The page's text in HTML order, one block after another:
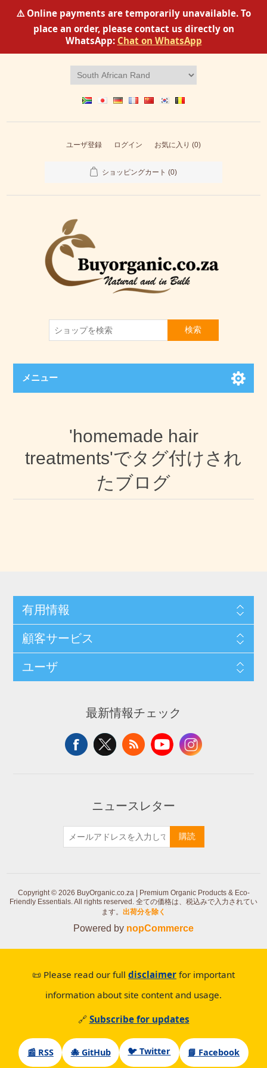
⚠️ Online payments are temporarily unavailable. To
place an order, please contact us directly on
WhatsApp: Chat on WhatsApp
ユーザ登録 ログイン お気に入り (0)
ショッピングカート (0)
検索
メニュー
'homemade hair
treatments'でタグ付けされ
たブログ
有用情報
顧客サービス
ユーザ
最新情報チェック
ニュースレター
購読
Copyright © 2026 BuyOrganic.co.za | Premium Organic Products & Eco-
Friendly Essentials. All rights reserved. 全ての価格は、税込みで入力されてい
ます。 出荷分を除く
Powered by nopCommerce
📜 Please read our full disclaimer for important
information about site content and usage.
🔗 Subscribe for updates
📰 RSS 🐙 GitHub 🐦 Twitter 📘 Facebook